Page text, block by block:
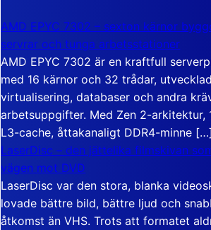
AMD EPYC 7302 – sexton kärnor
servrar och tunga arbetsstationer
AMD EPYC 7302 är en kraftfull
med 16 kärnor och 32 trådar,
virtualisering, databaser och andra
arbetsuppgifter. Med Zen 2-arkitektur,
L3-cache, åttakanaligt DDR4-minne […]
LaserDisc – den jättelika filmskivan
vägen mot DVD
LaserDisc var den stora, blanka
lovade bättre bild, bättre ljud och
åtkomst än VHS. Trots att formatet